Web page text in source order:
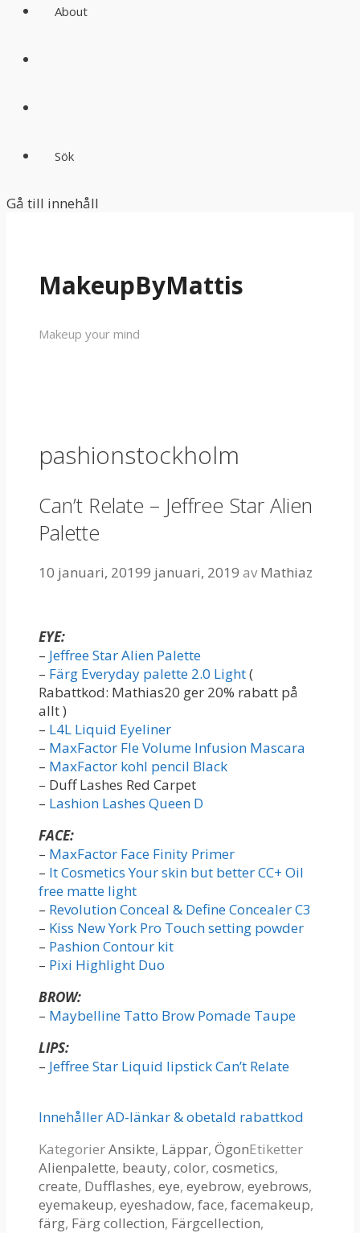
About
Sök
Gå till innehåll
MakeupByMattis
Makeup your mind
pashionstockholm
Can’t Relate – Jeffree Star Alien
Palette
10 januari, 20199 januari, 2019 avMathiaz
EYE:
– Jeffree Star Alien Palette
– Färg Everyday palette 2.0 Light(
Rabattkod: Mathias20 ger 20% rabatt på
allt )
– L4L Liquid Eyeliner
– MaxFactor Fle Volume Infusion Mascara
– MaxFactor kohl pencil Black
– Duff Lashes Red Carpet
– Lashion Lashes Queen D
FACE:
– MaxFactor Face Finity Primer
– It Cosmetics Your skin but better CC+ Oil
free matte light
– Revolution Conceal & Define Concealer C3
– Kiss New York Pro Touch setting powder
– Pashion Contour kit
– Pixi Highlight Duo
BROW:
– Maybelline Tatto Brow Pomade Taupe
LIPS:
– Jeffree Star Liquid lipstick Can’t Relate
Innehåller AD-länkar & obetald rabattkod
KategorierAnsikte, Läppar, ÖgonEtiketter
Alienpalette, beauty, color, cosmetics,
create, Dufflashes, eye, eyebrow, eyebrows,
eyemakeup, eyeshadow, face, facemakeup,
färg, Färg collection, Färgcellection,